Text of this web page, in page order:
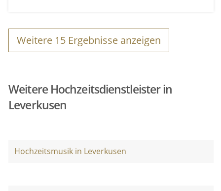
Weitere 15 Ergebnisse anzeigen
Weitere Hochzeitsdienstleister in
Leverkusen
Hochzeitsmusik in Leverkusen